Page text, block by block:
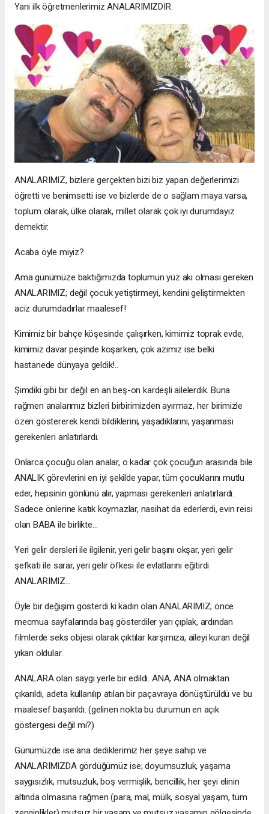
Yani ilk öğretmenlerimiz ANALARIMIZDIR.
ANALARIMIZ, bizlere gerçekten bizi biz yapan değerlerimizi
öğretti ve benimsetti ise ve bizlerde de o sağlam maya varsa,
toplum olarak, ülke olarak, millet olarak çok iyi durumdayız
demektir.
Acaba öyle miyiz?
Ama günümüze baktığımızda toplumun yüz akı olması gereken
ANALARIMIZ; değil çocuk yetiştirmeyi, kendini geliştirmekten
aciz durumdadırlar maalesef!
Kimimiz bir bahçe köşesinde çalışırken, kimimiz toprak evde,
kimimiz davar peşinde koşarken, çok azımız ise belki
hastanede dünyaya geldik!..
Şimdiki gibi bir değil en an beş-on kardeşli ailelerdik. Buna
rağmen analarımız bizleri birbirimizden ayırmaz, her birimizle
özen göstererek kendi bildiklerini, yaşadıklarını, yaşanması
gerekenleri anlatırlardı.
Onlarca çocuğu olan analar, o kadar çok çocuğun arasında bile
ANALIK görevlerini en iyi şekilde yapar, tüm çocuklarını mutlu
eder, hepsinin gönlünü alır, yapması gerekenleri anlatırlardı.
Sadece önlerine katık koymazlar, nasihat da ederlerdi, evin reisi
olan BABA ile birlikte…
Yeri gelir dersleri ile ilgilenir, yeri gelir başını okşar, yeri gelir
şefkati ile sarar, yeri gelir öfkesi ile evlatlarını eğitirdi
ANALARIMIZ…
Öyle bir değişim gösterdi ki kadın olan ANALARIMIZ; önce
mecmua sayfalarında baş gösterdiler yarı çıplak, ardından
filmlerde seks objesi olarak çıktılar karşımıza, aileyi kuran değil
yıkan oldular.
ANALARA olan saygı yerle bir edildi. ANA, ANA olmaktan
çıkarıldı, adeta kullanılıp atılan bir paçavraya dönüştürüldü ve bu
maalesef başarıldı. (gelinen nokta bu durumun en açık
göstergesi değil mi?)
Günümüzde ise ana dediklerimiz her şeye sahip ve
ANALARIMIZDA gördüğümüz ise; doyumsuzluk, yaşama
saygısızlık, mutsuzluk, boş vermişlik, bencillik, her şeyi elinin
altında olmasına rağmen (para, mal, mülk, sosyal yaşam, tüm